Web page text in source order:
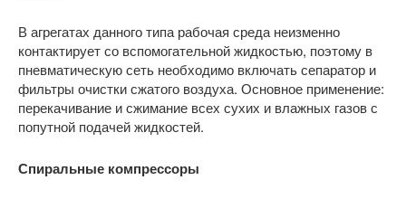
В агрегатах данного типа рабочая среда неизменно
контактирует со вспомогательной жидкостью, поэтому в
пневматическую сеть необходимо включать сепаратор и
фильтры очистки сжатого воздуха. Основное применение:
перекачивание и сжимание всех сухих и влажных газов с
попутной подачей жидкостей.
Спиральные компрессоры